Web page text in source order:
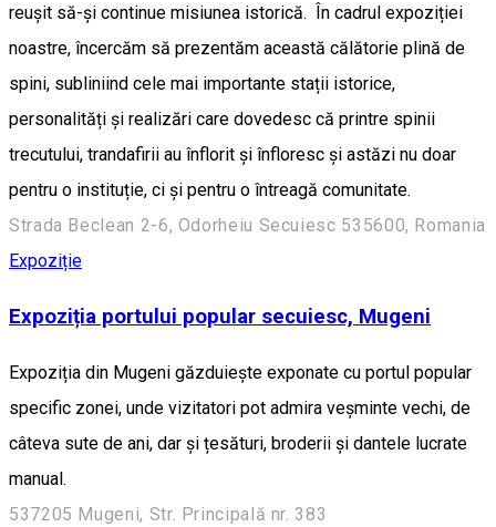
reușit să-și continue misiunea istorică. În cadrul expoziției
noastre, încercăm să prezentăm această călătorie plină de
spini, subliniind cele mai importante stații istorice,
personalități și realizări care dovedesc că printre spinii
trecutului, trandafirii au înflorit și înfloresc și astăzi nu doar
pentru o instituție, ci și pentru o întreagă comunitate.
Strada Beclean 2-6, Odorheiu Secuiesc 535600, Romania
Expoziție
Expoziția portului popular secuiesc, Mugeni
Expoziția din Mugeni găzduiește exponate cu portul popular
specific zonei, unde vizitatori pot admira veșminte vechi, de
câteva sute de ani, dar și țesături, broderii și dantele lucrate
manual.
537205 Mugeni, Str. Principală nr. 383